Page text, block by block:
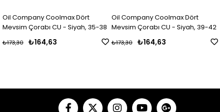
Oil Company Coolmax Dört
Mevsim Çorabı CU - Siyah, 35-38
₺164,63
₺173,30
Oil Company Coolmax Dört
Mevsim Çorabı CU - Siyah, 39-42
₺164,63
₺173,30